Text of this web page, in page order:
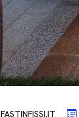
FASTINFISSI.IT